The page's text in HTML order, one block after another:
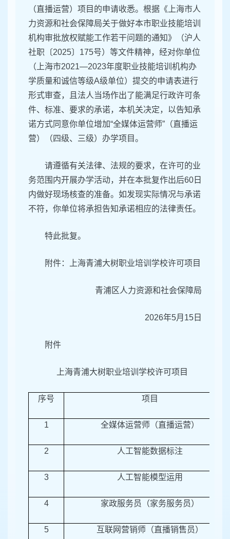
（直播运营）项目的申请收悉。根据《上海市人
力资源和社会保障局关于做好本市职业技能培训
机构审批放权赋能工作若干问题的通知》（沪人
社职〔2025〕175号）等文件精神，经对你单位
（上海市2021—2023年度职业技能培训机构办
学质量和诚信等级A级单位）提交的申请表进行
形式审查，且法人当场作出了能满足行政许可条
件、标准、要求的承诺，本机关决定，以告知承
诺方式同意你单位增加“全媒体运营师”（直播运
营）（四级、三级）办学项目。
请遵循有关法律、法规的要求，在许可的业
务范围内开展办学活动，并在本批复作出后60日
内做好现场核查的准备。如发现实际情况与承诺
不符，你单位将承担告知承诺相应的法律责任。
特此批复。
附件：上海青浦大树职业培训学校许可项目
青浦区人力资源和社会保障局
2026年5月15日
附件
上海青浦大树职业培训学校许可项目
序号 项目
1 全媒体运营师（直播运营）
2 人工智能数据标注
3 人工智能模型运用
4 家政服务员（家务服务员）
5 互联网营销师（直播销售员）